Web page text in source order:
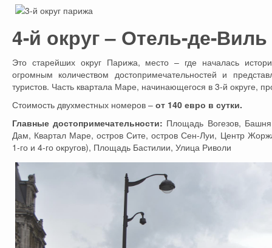
4-й округ – Отель-де-
Это старейших округ Парижа, место – где началась
огромным количеством достопримечательностей и
туристов. Часть квартала Маре, начинающегося в 3-й округе,
Стоимость двухместных номеров – от 140 евро в сутки.
Главные достопримечательности: Площадь Вогезов,
Дам, Квартал Маре, остров Сите, остров Сен-Луи, Центр
1-го и 4-го округов), Площадь Бастилии, Улица Риволи